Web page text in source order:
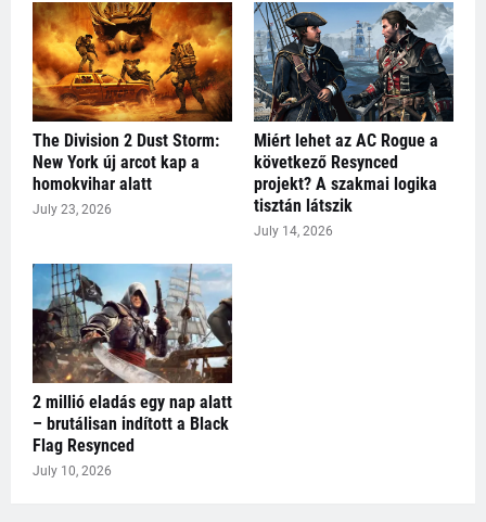
The Division 2 Dust Storm:
New York új arcot kap a
homokvihar alatt
July 23, 2026
Miért lehet az AC Rogue a
következő Resynced
projekt? A szakmai logika
tisztán látszik
July 14, 2026
2 millió eladás egy nap alatt
– brutálisan indított a Black
Flag Resynced
July 10, 2026